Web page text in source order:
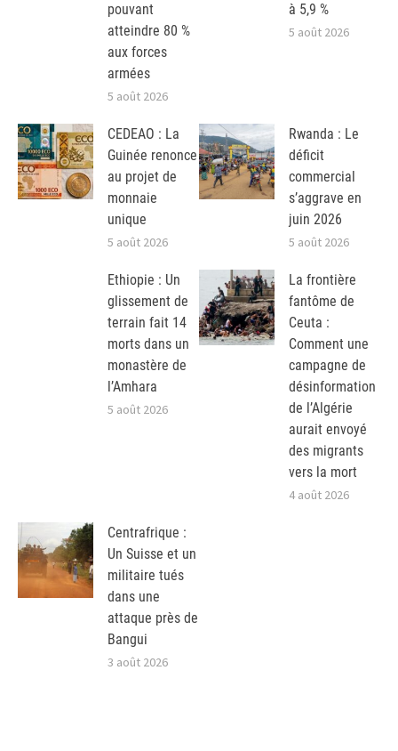
pouvant
atteindre 80 %
aux forces
armées
5 août 2026
à 5,9 %
5 août 2026
CEDEAO : La
Guinée renonce
au projet de
monnaie
unique
5 août 2026
Rwanda : Le
déficit
commercial
s’aggrave en
juin 2026
5 août 2026
Ethiopie : Un
glissement de
terrain fait 14
morts dans un
monastère de
l’Amhara
5 août 2026
La frontière
fantôme de
Ceuta :
Comment une
campagne de
désinformation
de l’Algérie
aurait envoyé
des migrants
vers la mort
4 août 2026
Centrafrique :
Un Suisse et un
militaire tués
dans une
attaque près de
Bangui
3 août 2026